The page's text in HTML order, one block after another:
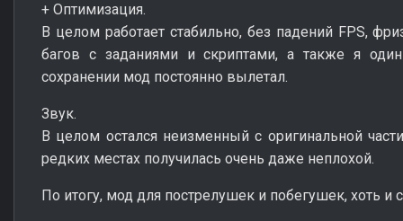
+ Оптимизация.
В целом работает стабильно, без падений FPS,
багов с заданиями и скриптами, а также я
сохранении мод постоянно вылетал.
Звук.
В целом остался неизменный с оригинальной
редких местах получилась очень даже неплохой.
По итогу, мод для пострелушек и побегушек, хоть